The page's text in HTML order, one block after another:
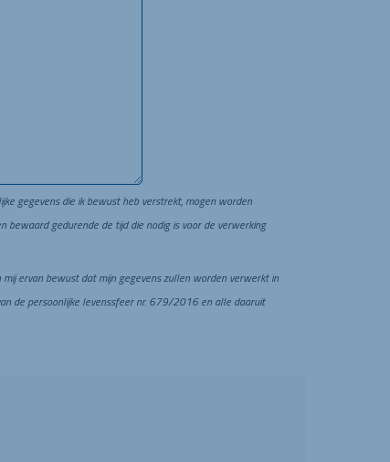
gegevens die ik bewust heb verstrekt, mogen worden
gedurende de tijd die nodig is voor de verwerking
ervan bewust dat mijn gegevens zullen worden verwerkt in
de persoonlijke levenssfeer nr. 679/2016 en alle daaruit